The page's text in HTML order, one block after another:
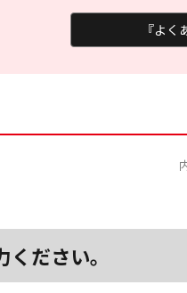
『よ
ださい。